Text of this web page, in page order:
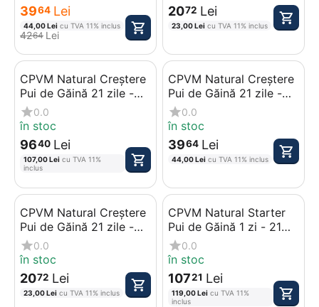
3964 Lei
44,00Lei cu TVA 11% inclus
4264 Lei
2072 Lei
23,00Lei cu TVA 11% inclus
CPVM Natural Creștere
Pui de Găină 21 zile -
35 zile, 25 kg
0.0
în stoc
9640 Lei
107,00Lei cu TVA 11%
inclus
CPVM Natural Creștere
Pui de Găină 21 zile -
35 zile, 10 kg
0.0
în stoc
3964 Lei
44,00Lei cu TVA 11% inclus
CPVM Natural Creștere
Pui de Găină 21 zile -
35 zile, 5 kg
0.0
în stoc
2072 Lei
23,00Lei cu TVA 11% inclus
CPVM Natural Starter
Pui de Găină 1 zi - 21
zile, 25 kg
0.0
în stoc
10721 Lei
119,00Lei cu TVA 11%
inclus